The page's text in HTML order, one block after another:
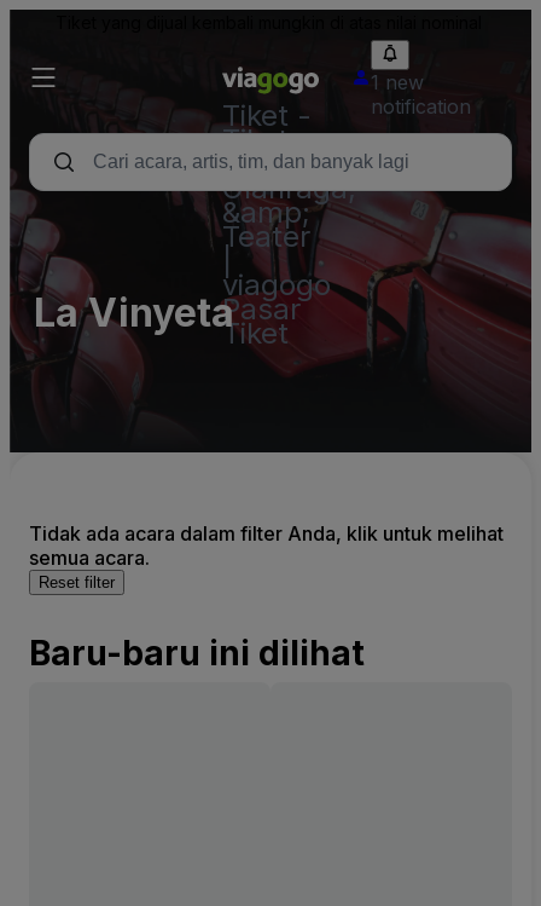
Tiket -
Tiket
Konser,
Olahraga,
&amp;
Teater
viagogo
Pasar
Tiket
1 new
notification
La Vinyeta
Tidak ada acara dalam filter Anda, klik untuk melihat
semua acara.
Reset filter
Baru-baru ini dilihat